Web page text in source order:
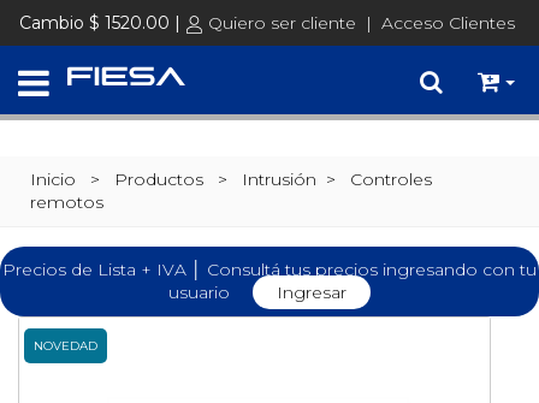
Cambio $ 1520.00 | Quiero ser cliente | Acceso Clientes
Inicio > Productos > Intrusión > Controles
remotos
Precios de Lista + IVA │ Consultá tus precios ingresando con tu
usuario
Ingresar
NOVEDAD